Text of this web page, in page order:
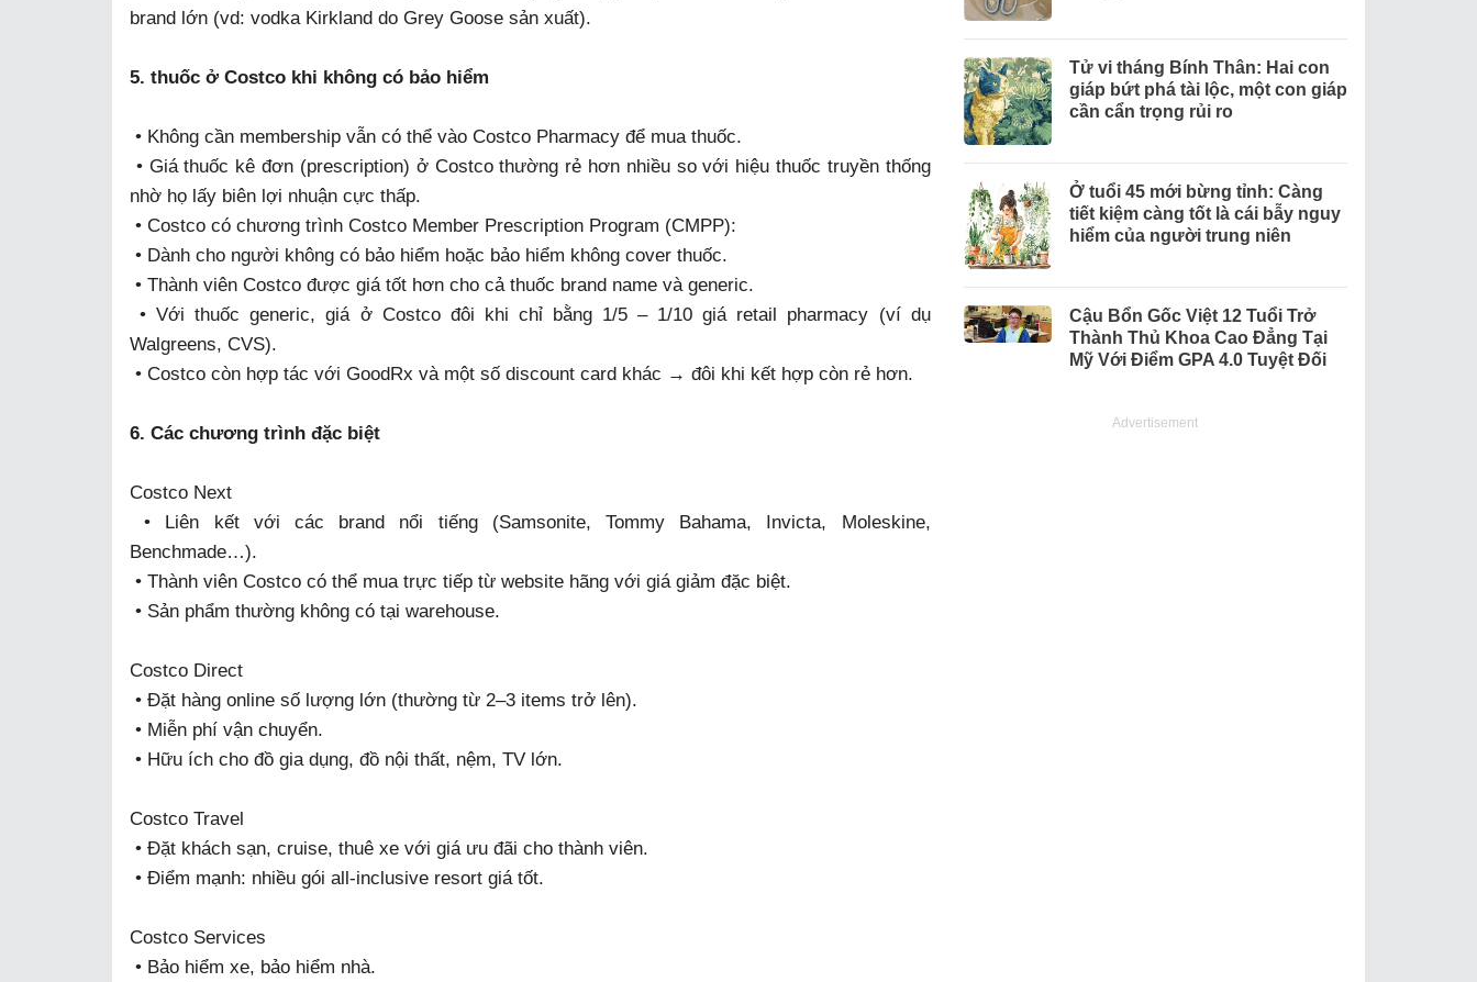
brand lớn (vd: vodka Kirkland do Grey Goose sản xuất).
5. thuốc ở Costco khi không có bảo hiểm
• Không cần membership vẫn có thể vào Costco Pharmacy để mua thuốc.
• Giá thuốc kê đơn (prescription) ở Costco thường rẻ hơn nhiều so với hiệu thuốc truyền thống
nhờ họ lấy biên lợi nhuận cực thấp.
• Costco có chương trình Costco Member Prescription Program (CMPP):
• Dành cho người không có bảo hiểm hoặc bảo hiểm không cover thuốc.
• Thành viên Costco được giá tốt hơn cho cả thuốc brand name và generic.
• Với thuốc generic, giá ở Costco đôi khi chỉ bằng 1/5 – 1/10 giá retail pharmacy (ví dụ
Walgreens, CVS).
• Costco còn hợp tác với GoodRx và một số discount card khác → đôi khi kết hợp còn rẻ hơn.
6. Các chương trình đặc biệt
Costco Next
• Liên kết với các brand nổi tiếng (Samsonite, Tommy Bahama, Invicta, Moleskine,
Benchmade…).
• Thành viên Costco có thể mua trực tiếp từ website hãng với giá giảm đặc biệt.
• Sản phẩm thường không có tại warehouse.
Costco Direct
• Đặt hàng online số lượng lớn (thường từ 2–3 items trở lên).
• Miễn phí vận chuyển.
• Hữu ích cho đồ gia dụng, đồ nội thất, nệm, TV lớn.
Costco Travel
• Đặt khách sạn, cruise, thuê xe với giá ưu đãi cho thành viên.
• Điểm mạnh: nhiều gói all-inclusive resort giá tốt.
Costco Services
• Bảo hiểm xe, bảo hiểm nhà.
Tử vi tháng Bính Thân: Hai con
giáp bứt phá tài lộc, một con giáp
cần cẩn trọng rủi ro
Ở tuổi 45 mới bừng tỉnh: Càng
tiết kiệm càng tốt là cái bẫy nguy
hiểm của người trung niên
Cậu Bổn Gốc Việt 12 Tuổi Trở
Thành Thủ Khoa Cao Đẳng Tại
Mỹ Với Điểm GPA 4.0 Tuyệt Đối
Advertisement